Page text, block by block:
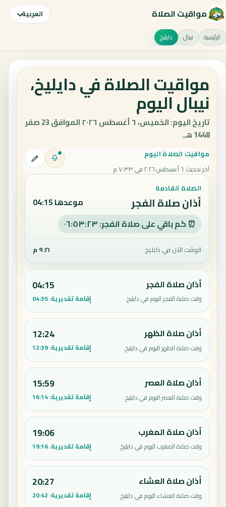
مواقيت الصلاة العربية
الرئيسية نيبال دايليخ
مواقيت الصلاة في دايليخ،
نيبال اليوم
تاريخ اليوم: الخميس، ٦ أغسطس ٢٠٢٦ الموافق 23 صفر
1448 هـ.
مواقيت الصلاة اليوم
آخر تحديث: ٦ أغسطس ٢٠٢٦ في ٧:٣٣ م
الصلاة القادمة
أذان صلاة الفجر موعدها 04:15
⏰ كم باقي على صلاة الفجر: ٠٦:٥٣:٢٢
الوقت الآن في دايليخ ٩:٢١ م
أذان صلاة الفجر
وقت صلاة الفجر اليوم في دايليخ.
04:15
إقامة تقديرية:04:35
أذان صلاة الظهر
وقت صلاة الظهر اليوم في دايليخ.
12:24
إقامة تقديرية:12:39
أذان صلاة العصر
وقت صلاة العصر اليوم في دايليخ.
15:59
إقامة تقديرية:16:14
أذان صلاة المغرب
وقت صلاة المغرب اليوم في دايليخ.
19:06
إقامة تقديرية:19:16
أذان صلاة العشاء
وقت صلاة العشاء اليوم في دايليخ.
20:27
إقامة تقديرية: 20:42